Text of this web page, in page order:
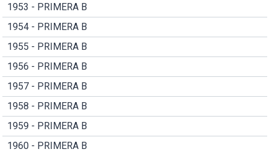
1953 - PRIMERA B
1954 - PRIMERA B
1955 - PRIMERA B
1956 - PRIMERA B
1957 - PRIMERA B
1958 - PRIMERA B
1959 - PRIMERA B
1960 - PRIMERA B